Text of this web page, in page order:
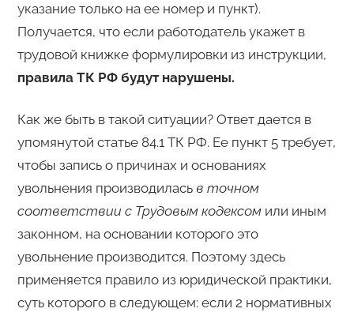
указание только на ее номер и пункт).
Получается, что если работодатель укажет в
трудовой книжке формулировки из инструкции,
правила ТК РФ будут нарушены.
Как же быть в такой ситуации? Ответ дается в
упомянутой статье 84.1 ТК РФ. Ее пункт 5 требует,
чтобы запись о причинах и основаниях
увольнения производилась в точном
соответствии с Трудовым кодексомили иным
законном, на основании которого это
увольнение производится. Поэтому здесь
применяется правило из юридической практики,
суть которого в следующем: если 2 нормативных